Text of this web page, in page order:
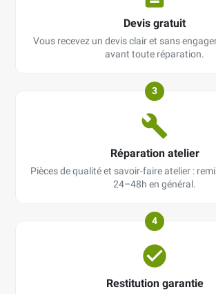
Devis gratuit
Vous recevez un devis clair et sans
avant toute réparation.
3
Réparation atelier
Pièces de qualité et savoir-faire atelier :
24–48h en général.
4
Restitution garantie